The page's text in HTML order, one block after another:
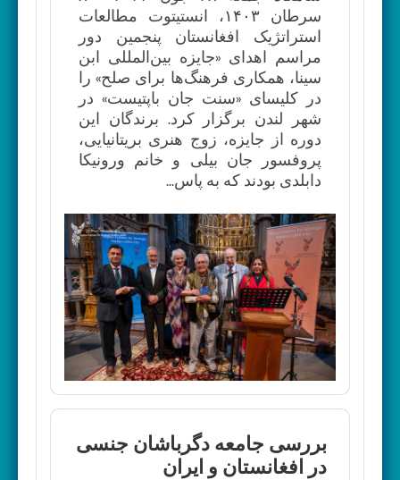
سرطان ۱۴۰۳، انستیتوت مطالعات
استراتژیک افغانستان پنجمین دور
مراسم اهدای «جایزه بین‌المللی ابن
سینا، همکاری فرهنگ‌ها برای صلح» را
در کلیسای «سنت جان باپتیست» در
شهر لندن برگزار کرد. برندگان این
دوره از جایزه، زوج هنری بریتانیایی،
پروفسور جان بیلی و خانم ورونیکا
دابلدی بودند که به پاس...
بررسی جامعه دگرباشان جنسی
در افغانستان و ایران